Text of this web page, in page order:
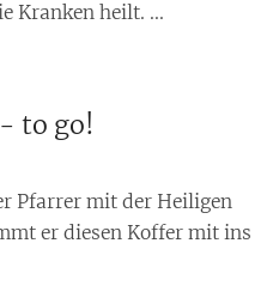
Kranken heilt. ...
to go!
Pfarrer mit der Heiligen
er diesen Koffer mit ins